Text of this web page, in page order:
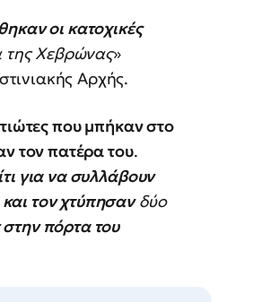
οι κατοχικές
της Χεβρώνας»
Αρχής.
που μπήκαν στο
τον πατέρα του.
για να συλλάβουν
τον χτύπησανδύο
πόρτα του